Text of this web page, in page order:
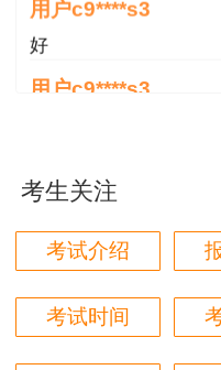
用户c9****s3
好
用户c9****s3
这个班太适合我这种
着，群里还有老师带
用户zh****87
贾老师讲的太好了，题
考生关注
考试介绍
考试时间